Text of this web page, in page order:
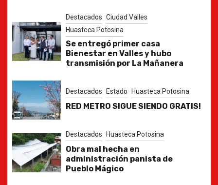
Destacados Ciudad Valles
Huasteca Potosina
Se entregó primer casa
Bienestar en Valles y hubo
transmisión por La Mañanera
Destacados Estado Huasteca Potosina
RED METRO SIGUE SIENDO GRATIS!
Destacados Huasteca Potosina
Obra mal hecha en
administración panista de
Pueblo Mágico